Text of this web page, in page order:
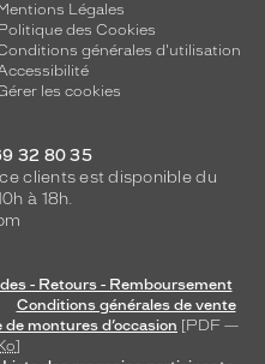
Mentions Légales
Politique des Cookies
générales d'utilisation
les cookies
32 80 35
clients est disponible du
à 18h.
- Retours - Remboursement
Conditions générales de vente
montures d’occasion [PDF —
]